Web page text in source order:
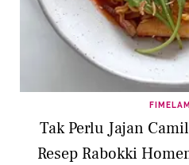
Tak Perlu Jajan
Resep Rabokki